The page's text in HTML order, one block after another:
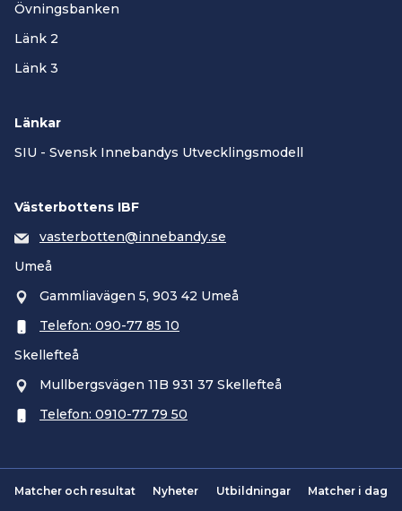
Övningsbanken
Länk 2
Länk 3
Länkar
SIU - Svensk Innebandys Utvecklingsmodell
Västerbottens IBF
vasterbotten@innebandy.se
Umeå
Gammliavägen 5, 903 42 Umeå
Telefon: 090-77 85 10
Skellefteå
Mullbergsvägen 11B 931 37 Skellefteå
Telefon: 0910-77 79 50
Matcher och resultat Nyheter Utbildningar Matcher i dag